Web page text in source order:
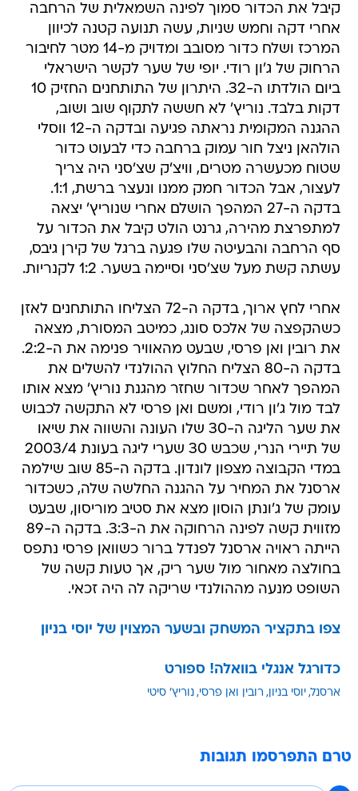
קיבל את הכדור סמוך לפינה השמאלית של הרחבה
אחרי דקה וחמש שניות, עשה תנועה קטנה לכיוון
המרכז ושלח כדור מסובב ומדויק מ-14 מטר לחיבור
הרחוק של ג'ון רודי. יופי של שער לקשר הישראלי
ביום הולדתו ה-32. היתרון של התותחנים החזיק 10
דקות בלבד. נוריץ' לא חששה לתקוף שוב ושוב,
ההגנה המקומית נראתה פגיעה ובדקה ה-12 ווסלי
הולהאן ניצל חור עמוק ברחבה כדי לבעוט כדור
שטוח מכעשרה מטרים, וויצ'ק שצ'סני היה צריך
לעצור, אבל הכדור חמק ממנו ונעצר ברשת, 1:1.
בדקה ה-27 המהפך הושלם אחרי שנוריץ' יצאה
למתפרצת מהירה, גרנט הולט קיבל את הכדור על
סף הרחבה והבעיטה שלו פגעה ברגל של קירן גיבס,
עשתה קשת מעל שצ'סני וסיימה בשער. 1:2 לקנריות.
אחרי לחץ ארוך, בדקה ה-72 הצליחו התותחנים לאזן
כשהקפצה של אלכס סונג, כמיטב המסורת, מצאה
את רובין ואן פרסי, שבעט מהאוויר פנימה את ה-2:2.
בדקה ה-80 הצליח החלוץ ההולנדי להשלים את
המהפך לאחר שכדור שחזר מהגנת נוריץ' מצא אותו
לבד מול ג'ון רודי, ומשם ואן פרסי לא התקשה לכבוש
את שער הליגה ה-30 שלו העונה והשווה את שיאו
של תיירי הנרי, שכבש 30 שערי ליגה בעונת 2003/4
במדי הקבוצה מצפון לונדון. בדקה ה-85 שוב שילמה
ארסנל את המחיר על ההגנה החלשה שלה, כשכדור
עומק של ג'ונתן הוסון מצא את סטיב מוריסון, שבעט
מזווית קשה לפינה הרחוקה את ה-3:3. בדקה ה-89
הייתה ראויה ארסנל לפנדל ברור כשוואן פרסי נתפס
בחולצה מאחור מול שער ריק, אך טעות קשה של
השופט מנעה מההולנדי שריקה לה היה זכאי.
צפו בתקציר המשחק ובשער המצוין של יוסי בניון
כדורגל אנגלי בוואלה! ספורט
ארסנל יוסי בניון רובין ואן פרסי נוריץ' סיטי
טרם התפרסמו תגובות